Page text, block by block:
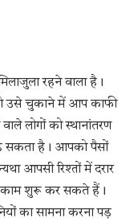
रहने वाला है।
उसे चुकाने में आप काफी
लोगों को स्थानांतरण
सकता है। आपको पैसों
आपसी रिश्तों में दरार
काम शुरू कर सकते हैं।
का सामना करना पड़